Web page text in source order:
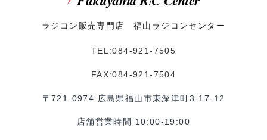
ラジコン販売専門店 福山ラジコンセンター
TEL:084-921-7505
FAX:084-921-7504
〒721-0974 広島県福山市東深津町3-17-12
店舗営業時間 10:00-19:00